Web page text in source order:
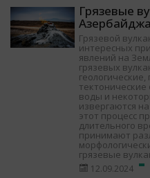
Грязевые
Грязевой
интересных
явлений на
грязевых
геологические,
тектонические
воды и
извергаются
этот процесс
длительного
принимают
грязевые
12.09.2024